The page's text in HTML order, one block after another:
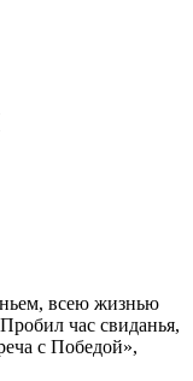
всею жизнью
час свиданья,
с Победой»,